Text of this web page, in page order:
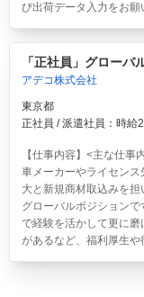
び出荷データ入力をお
「正社員」グロー
アデコ株式会社
東京都
正社員 / 派遣社員：時給
【仕事内容】<主な仕
車メーカーやライセン
大と新規商材取込みを
グローバルポジション
で経験を活かして更に
があるなど、福利厚生